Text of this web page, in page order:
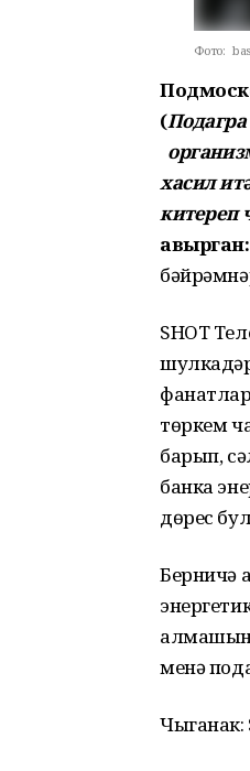
Фото:
(
хасил
китереп
авырган:
SHOT
төркем
барып,
банка
дөрес
Берничә
менә
Чыганак: